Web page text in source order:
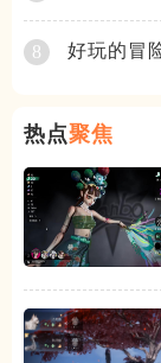
8 好玩的冒
热点聚焦